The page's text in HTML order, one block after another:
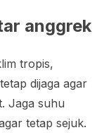
anggrek
tropis,
dijaga agar
Jaga suhu
tetap sejuk.